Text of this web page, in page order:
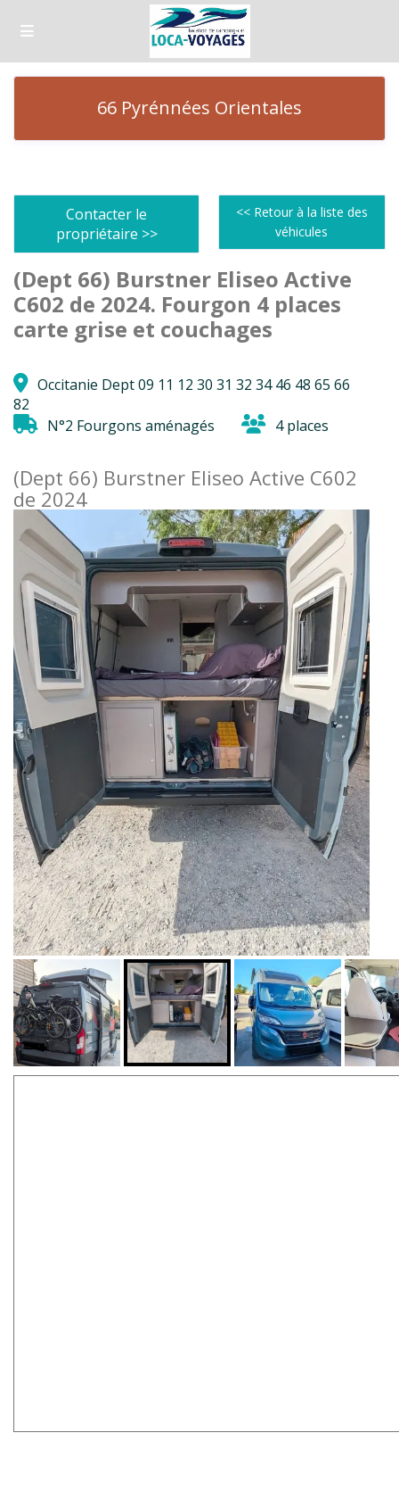
66 Pyrénnées Orientales
Contacter le
propriétaire >>
<< Retour à la liste des
véhicules
(Dept 66) Burstner Eliseo Active
C602 de 2024. Fourgon 4 places
carte grise et couchages
Occitanie Dept 09 11 12 30 31 32 34 46 48 65 66
82
N°2 Fourgons aménagés
4 places
(Dept 66) Burstner Eliseo Active C602
de 2024